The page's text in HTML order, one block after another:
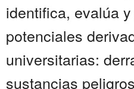
identifica, evalúa
potenciales
universitarias:
sustancias